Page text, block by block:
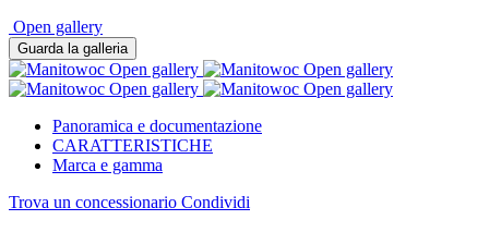
Open gallery
Guarda la galleria
Open gallery
Open gallery
Open gallery
Open gallery
Panoramica e documentazione
CARATTERISTICHE
Marca e gamma
Trova un concessionario Condividi